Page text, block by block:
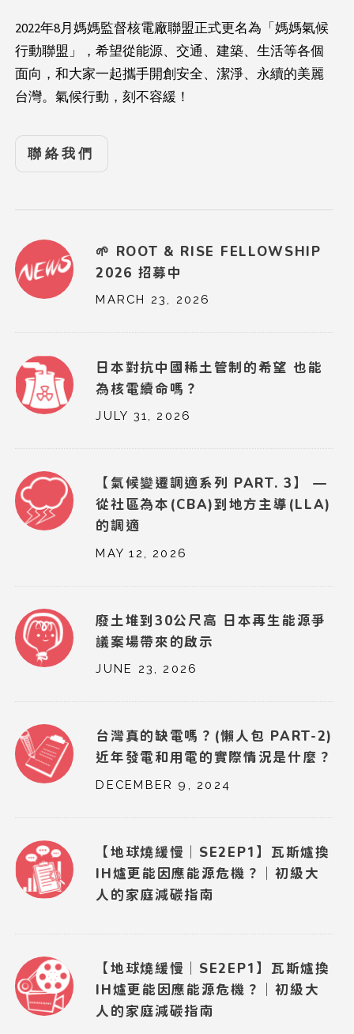
2022年8月媽媽監督核電廠聯盟正式更名為「媽媽氣候
行動聯盟」，希望從能源、交通、建築、生活等各個
面向，和大家一起攜手開創安全、潔淨、永續的美麗
台灣。氣候行動，刻不容緩！
聯絡我們
🌱 ROOT & RISE FELLOWSHIP
2026 招募中
MARCH 23, 2026
日本對抗中國稀土管制的希望 也能
為核電續命嗎？
JULY 31, 2026
【氣候變遷調適系列 PART. 3】 —
從社區為本(CBA)到地方主導(LLA)
的調適
MAY 12, 2026
廢土堆到30公尺高 日本再生能源爭
議案場帶來的啟示
JUNE 23, 2026
台灣真的缺電嗎？(懶人包 PART-2)
近年發電和用電的實際情況是什麼？
DECEMBER 9, 2024
【地球燒緩慢｜SE2EP1】瓦斯爐換
IH爐更能因應能源危機？｜初級大
人的家庭減碳指南
【地球燒緩慢｜SE2EP1】瓦斯爐換
IH爐更能因應能源危機？｜初級大
人的家庭減碳指南